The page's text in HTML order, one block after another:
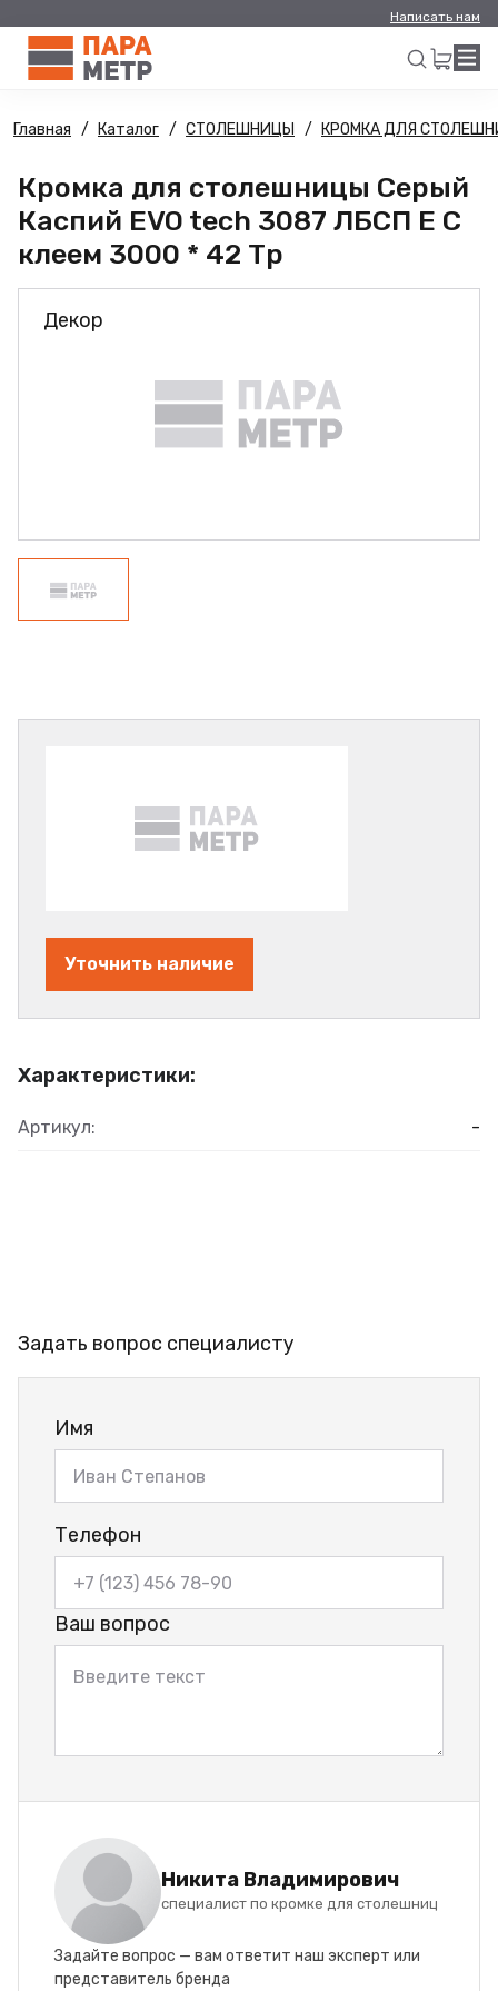
Написать нам
Искать
Главная Каталог СТОЛЕШНИЦЫ КРОМКА ДЛЯ
Кромка для столешницы Серый
Каспий EVO tech 3087 ЛБСП E С
клеем 3000 * 42 Тр
Декор
Характеристики:
Артикул: -
Уточнить наличие
Задать вопрос специалисту
Имя
Телефон
Ваш вопрос
Никита Владимирович
специалист по кромке для столешниц
Задайте вопрос — вам ответит наш эксперт или
представитель бренда